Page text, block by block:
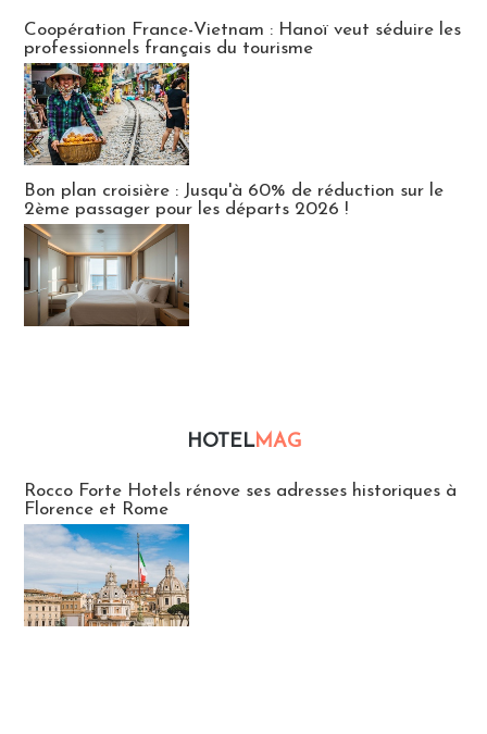
Coopération France-Vietnam : Hanoï veut séduire les
professionnels français du tourisme
Bon plan croisière : Jusqu'à 60% de réduction sur le
2ème passager pour les départs 2026 !
HOTELMAG
Rocco Forte Hotels rénove ses adresses historiques à
Florence et Rome